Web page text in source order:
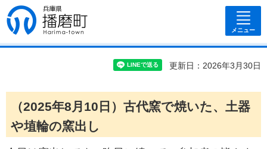
兵庫県 播磨
町
メニュー
更新日：2026年3月30日
（2025年8月10日）古代窯で焼いた、土器
や埴輪の窯出し